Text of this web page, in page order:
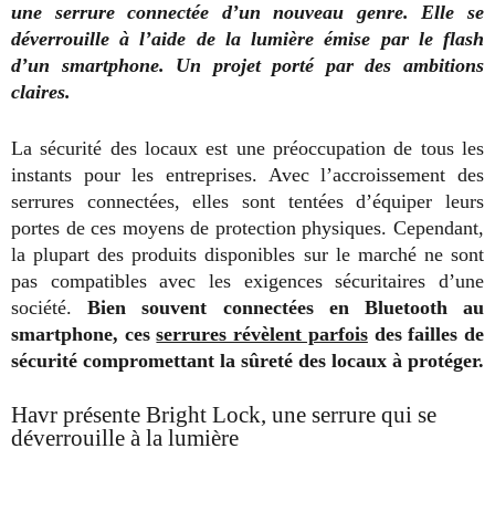
une serrure connectée d’un nouveau genre. Elle se
déverrouille à l’aide de la lumière émise par le flash
d’un smartphone. Un projet porté par des ambitions
claires.
La sécurité des locaux est une préoccupation de tous les
instants pour les entreprises. Avec l’accroissement des
serrures connectées, elles sont tentées d’équiper leurs
portes de ces moyens de protection physiques. Cependant,
la plupart des produits disponibles sur le marché ne sont
pas compatibles avec les exigences sécuritaires d’une
société. Bien souvent connectées en Bluetooth au
smartphone, cesserrures révèlent parfoisdes failles de
sécurité compromettant la sûreté des locaux à protéger.
Havr présente Bright Lock, une serrure qui se
déverrouille à la lumière